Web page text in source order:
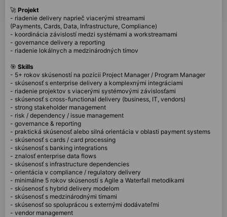
🚀 Projekt
- riadenie delivery naprieč viacerými streamami
(Payments, Cards, Data, Infrastructure, Compliance)
- koordinácia závislostí medzi systémami a workstreamami
- governance delivery a reporting
- riadenie lokálnych a medzinárodných tímov
🎯 Skills
- 5+ rokov skúseností na pozícii Project Manager / Program Manager
- skúsenosť s enterprise delivery a komplexnými integráciami
- riadenie projektov s viacerými systémovými závislosťami
- skúsenosť s cross-functional delivery (business, IT, vendors)
- strong stakeholder management
- risk / dependency / issue management
- governance & reporting
- praktická skúsenosť alebo silná orientácia v oblasti payment systems
- skúsenosť s cards / card processing
- skúsenosť s banking integrations
- znalosť enterprise data flows
- skúsenosť s infrastructure dependencies
- orientácia v compliance / regulatory delivery
- minimálne 5 rokov skúseností s Agile a Waterfall metodikami
- skúsenosť s hybrid delivery modelom
- skúsenosť s medzinárodnými tímami
- skúsenosť so spoluprácou s externými dodávateľmi
- vendor management